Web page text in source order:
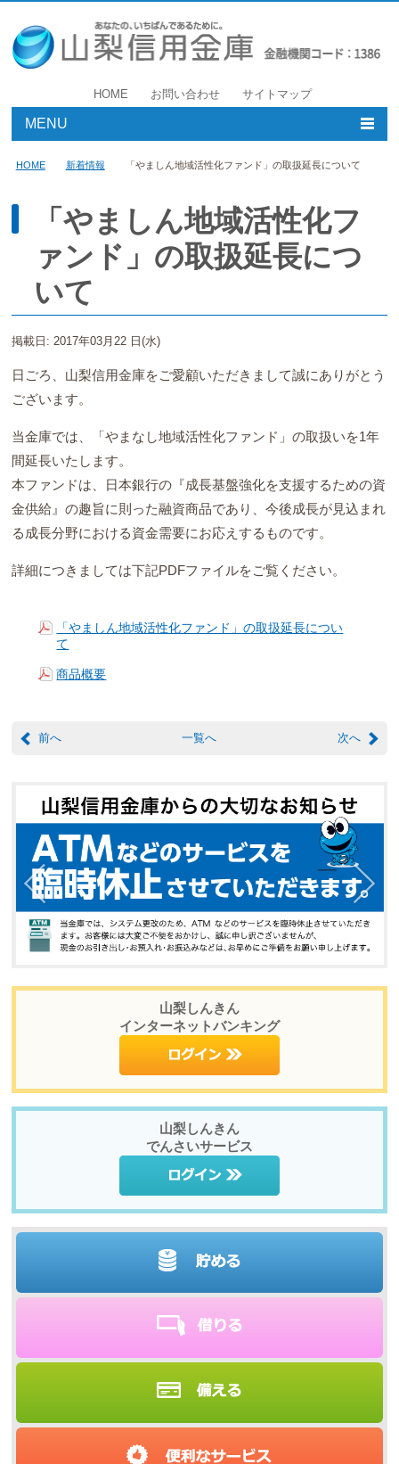
HOME お問い合わせ サイトマップ
MENU
個人のお客様
事業者のお客様
店舗・ATM
やましんについて
採用情報
HOME 新着情報 「やましん地域活性化ファンド」の取扱延長について
「やましん地域活性化フ
ァンド」の取扱延長につ
いて
掲載日: 2017年03月22 日(水)
日ごろ、山梨信用金庫をご愛顧いただきまして誠にありがとう
ございます。
当金庫では、「やまなし地域活性化ファンド」の取扱いを1年
間延長いたします。
本ファンドは、日本銀行の『成長基盤強化を支援するための資
金供給』の趣旨に則った融資商品であり、今後成長が見込まれ
る成長分野における資金需要にお応えするものです。
詳細につきましては下記PDFファイルをご覧ください。
「やましん地域活性化ファンド」の取扱延長につい
て
商品概要
前へ 一覧へ 次へ
山梨しんきん
インターネットバンキング
山梨しんきん
でんさいサービス